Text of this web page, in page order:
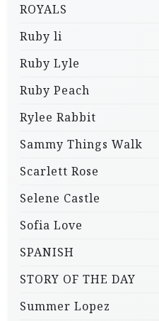
ROYALS
Ruby li
Ruby Lyle
Ruby Peach
Rylee Rabbit
Sammy Things Walk
Scarlett Rose
Selene Castle
Sofia Love
SPANISH
STORY OF THE DAY
Summer Lopez